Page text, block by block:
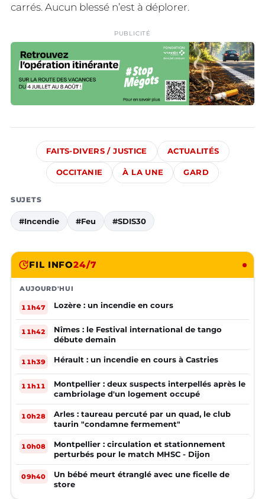
carrés. Aucun blessé n’est à déplorer.
PUBLICITÉ
FAITS-DIVERS / JUSTICE ACTUALITÉS
OCCITANIE À LA UNE GARD
SUJETS
#Incendie #Feu #SDIS30
FIL INFO24/7
AUJOURD'HUI
11h47 Lozère : un incendie en cours
11h42
Nîmes : le Festival international de tango
débute demain
11h39 Hérault : un incendie en cours à Castries
11h11
Montpellier : deux suspects interpellés après le
cambriolage d'un logement occupé
10h28
Arles : taureau percuté par un quad, le club
taurin "condamne fermement"
10h08
Montpellier : circulation et stationnement
perturbés pour le match MHSC - Dijon
09h40
Un bébé meurt étranglé avec une ficelle de
store